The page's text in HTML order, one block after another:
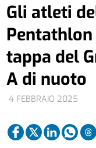
4 FEBBRAIO 2025
Gli atleti
tappa del
A di nuoto